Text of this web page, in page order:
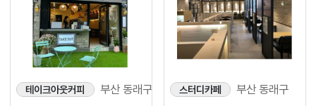
테이크아웃커피 부산 동래구 스터디카페 부산 동래구